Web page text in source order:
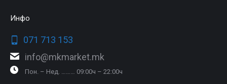
Инфо
071 713 153
info@mkmarket.mk
Пон. – Нед. ……… 09:00ч – 22:00ч